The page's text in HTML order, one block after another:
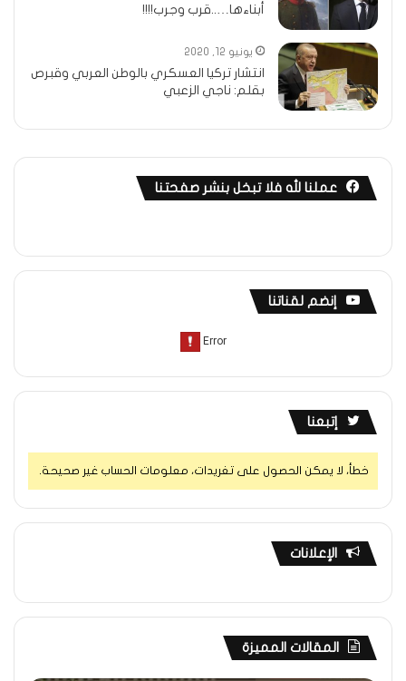
أبناءها…..قرب وجرب!!!!
يونيو 12, 2020
انتشار تركيا العسكري بالوطن العربي وقبرص
بقلم: ناجي الزعبي
عملنا لله فلا تبخل بنشر صفحتنا
إنضم لقناتنا
إتبعنا
خطأ، لا يمكن الحصول على تغريدات، معلومات الحساب غير صحيحة.
الإعلانات
المقالات المميزة